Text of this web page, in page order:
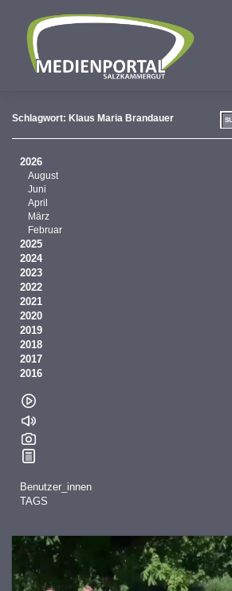
springen
Schlagwort: Klaus Maria Brandauer
2026
August
Juni
April
März
Februar
2025
2024
2023
2022
2021
2020
2019
2018
2017
2016
Benutzer_innen
TAGS